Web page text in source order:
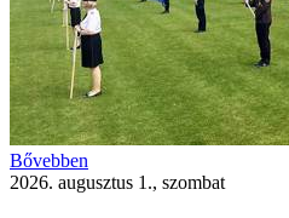
Bővebben
2026. augusztus 1., szombat